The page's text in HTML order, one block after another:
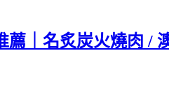
薦｜名炙炭火燒肉 /